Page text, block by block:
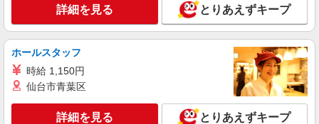
詳細を見る とりあえずキープ
ホールスタッフ
時給 1,150円
仙台市青葉区
詳細を見る とりあえずキープ